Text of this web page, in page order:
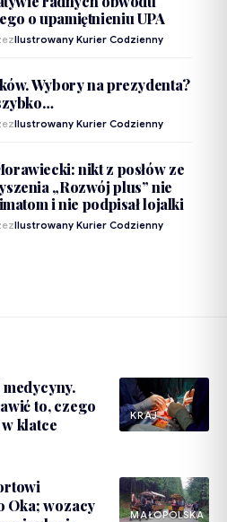
o upamiętnieniu UPA
Ilustrowany Kurier Codzienny
Wybory na prezydenta?
Ilustrowany Kurier Codzienny
nikt z posłów ze
„Rozwój plus” nie
i nie podpisał lojalki
Ilustrowany Kurier Codzienny
KRAJ
to, czego
klatce
MAŁOPOLSKA
Oka; wozacy